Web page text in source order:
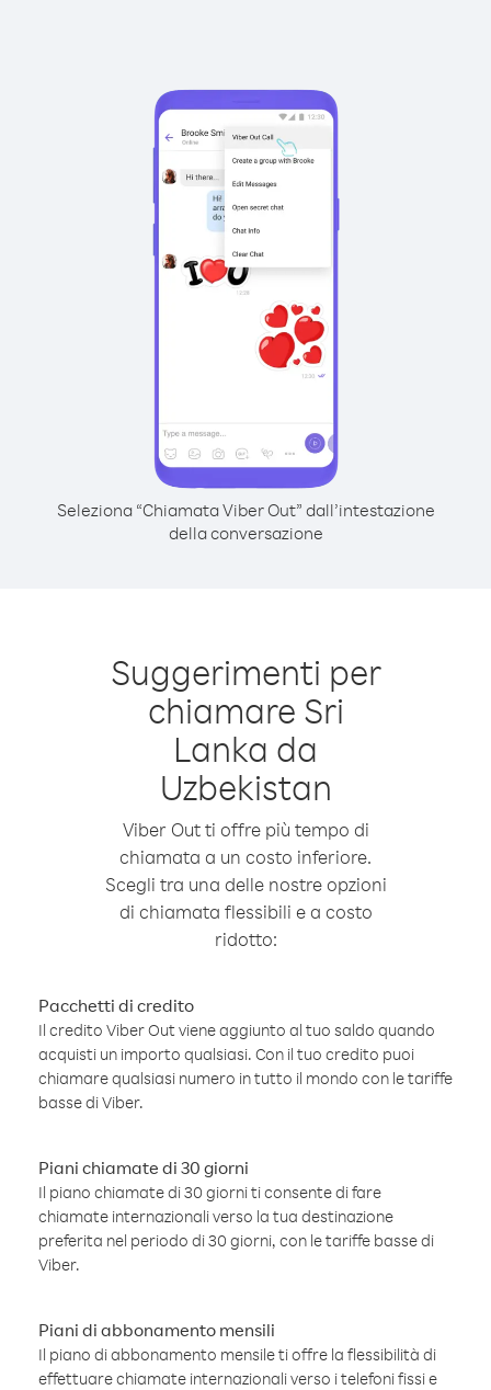
Seleziona “Chiamata Viber Out” dall’intestazione
della conversazione
Suggerimenti per
chiamare Sri
Lanka da
Uzbekistan
Viber Out ti offre più tempo di
chiamata a un costo inferiore.
Scegli tra una delle nostre opzioni
di chiamata flessibili e a costo
ridotto:
Pacchetti di credito
Il credito Viber Out viene aggiunto al tuo saldo quando
acquisti un importo qualsiasi. Con il tuo credito puoi
chiamare qualsiasi numero in tutto il mondo con le tariffe
basse di Viber.
Piani chiamate di 30 giorni
Il piano chiamate di 30 giorni ti consente di fare
chiamate internazionali verso la tua destinazione
preferita nel periodo di 30 giorni, con le tariffe basse di
Viber.
Piani di abbonamento mensili
Il piano di abbonamento mensile ti offre la flessibilità di
effettuare chiamate internazionali verso i telefoni fissi e